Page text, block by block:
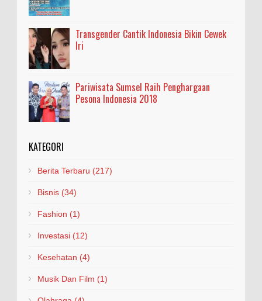
Transgender Cantik Indonesia Bikin Cewek
Iri
Pariwisata Sumsel Raih Penghargaan
Pesona Indonesia 2018
KATEGORI
Berita Terbaru (217)
Bisnis (34)
Fashion (1)
Investasi (12)
Kesehatan (4)
Musik Dan Film (1)